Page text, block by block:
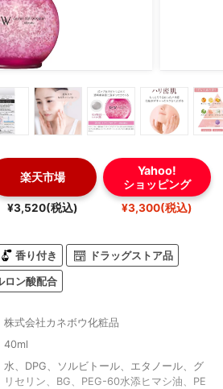
楽天市場
¥3,520(税込)
Yahoo!
ショッピング
¥3,300(税込)
香り付き ドラッグストア品
ロン酸配合
株式会社カネボウ化粧品
40ml
水、DPG、ソルビトール、エタノール、グ
リセリン、BG、PEG-60水添ヒマシ油、PE